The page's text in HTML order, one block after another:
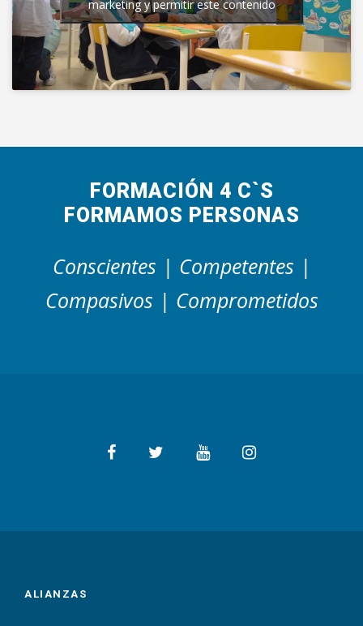
marketing y permitir este contenido
FORMACIÓN 4 C`S
FORMAMOS PERSONAS
Conscientes | Competentes |
Compasivos | Comprometidos
ALIANZAS